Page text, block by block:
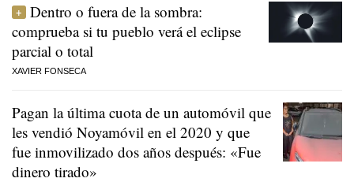
Dentro o fuera de la sombra:
comprueba si tu pueblo verá el eclipse
parcial o total
XAVIER FONSECA
Pagan la última cuota de un automóvil que
les vendió Noyamóvil en el 2020 y que
fue inmovilizado dos años después: «Fue
dinero tirado»